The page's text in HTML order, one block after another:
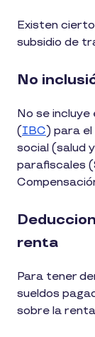
Existen
subsidio de
No
No se
(IBC) para
social (salud
parafiscales
renta
Para tener
sueldos
sobre la